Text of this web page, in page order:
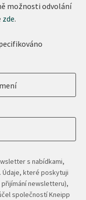
možnosti odvolání
zde.
s nabídkami,
Údaje, které poskytuji
newsletteru),
společností Kneipp